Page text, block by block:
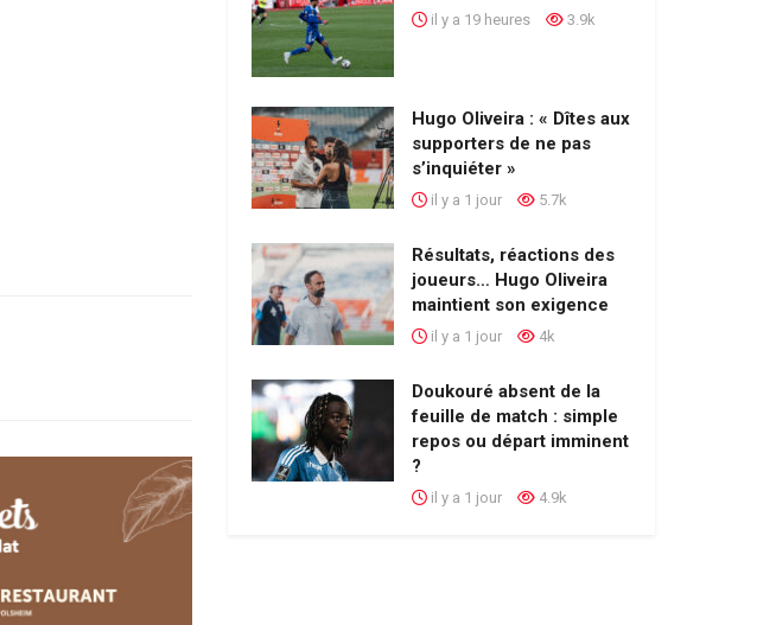
il y a 19 heures 3.9k
Hugo Oliveira : « Dîtes aux
supporters de ne pas
s’inquiéter »
il y a 1 jour 5.7k
Résultats, réactions des
joueurs… Hugo Oliveira
maintient son exigence
il y a 1 jour 4k
Doukouré absent de la
feuille de match : simple
repos ou départ imminent
?
il y a 1 jour 4.9k